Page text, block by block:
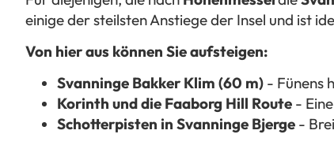
einige der steilsten Anstiege der Insel und ist
Von hier aus können Sie aufsteigen:
Svanninge Bakker Klim (60 m) - Fünens
Korinth und die Faaborg Hill Route -
Schotterpisten in Svanninge Bjerge -